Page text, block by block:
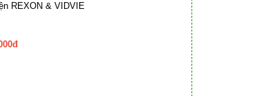
REXON & VIDVIE